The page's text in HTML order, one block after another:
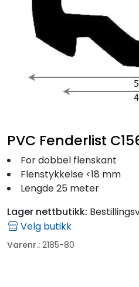
PVC Fenderlist
For dobbel flenskant
Flenstykkelse <18 mm
Lengde 25 meter
Lager nettbutikk:
Velg butikk
Varenr.: 2185-80
Fortøyning
Fritid/Sikkerhet
Båtpleie/Opplag
Seil
Outlet
Kampanje